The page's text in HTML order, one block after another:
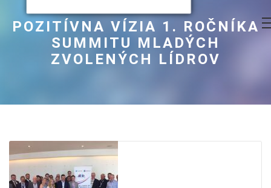
POZITÍVNA VÍZIA 1. ROČNÍKA
SUMMITU MLADÝCH
ZVOLENÝCH LÍDROV